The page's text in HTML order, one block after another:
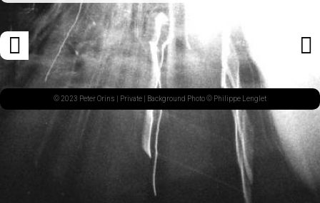
Navigation
des
articles
ARTICLE
PRÉCÉDENT© 2023 Peter Orins | Private | Background Photo © Philippe Lenglet